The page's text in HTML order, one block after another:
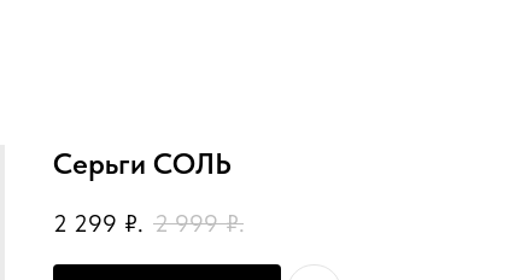
Серьги СОЛЬ
2 299 ₽. 2 999 ₽.